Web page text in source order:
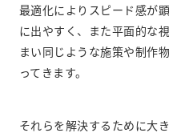
最適化によりスピード感が
に出やすく、また平面的な
まい同じような施策や制作
ってきます。
それらを解決するために大